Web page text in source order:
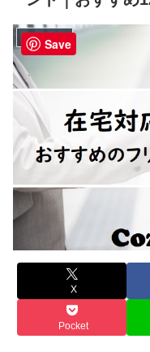
フリーランス
X
Pocket
Save